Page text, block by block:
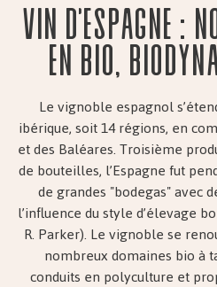
Vin d'Espagne :
en bio,
Le vignoble espagnol
ibérique, soit 14 régions, en
et des Baléares. Troisième
de bouteilles, l’Espagne fut
de grandes "bodegas" avec
l’influence du style d’élevage
R. Parker). Le vignoble se
nombreux domaines bio à
conduits en polyculture et